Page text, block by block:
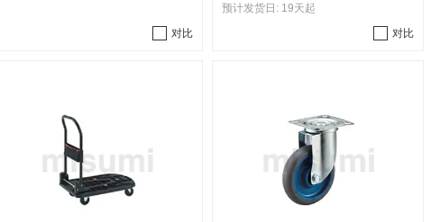
对比
预计发货日: 19天起
对比